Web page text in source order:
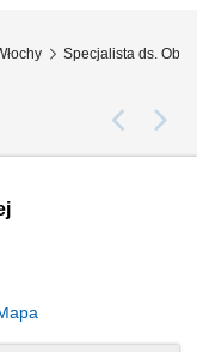
Specjalista ds.